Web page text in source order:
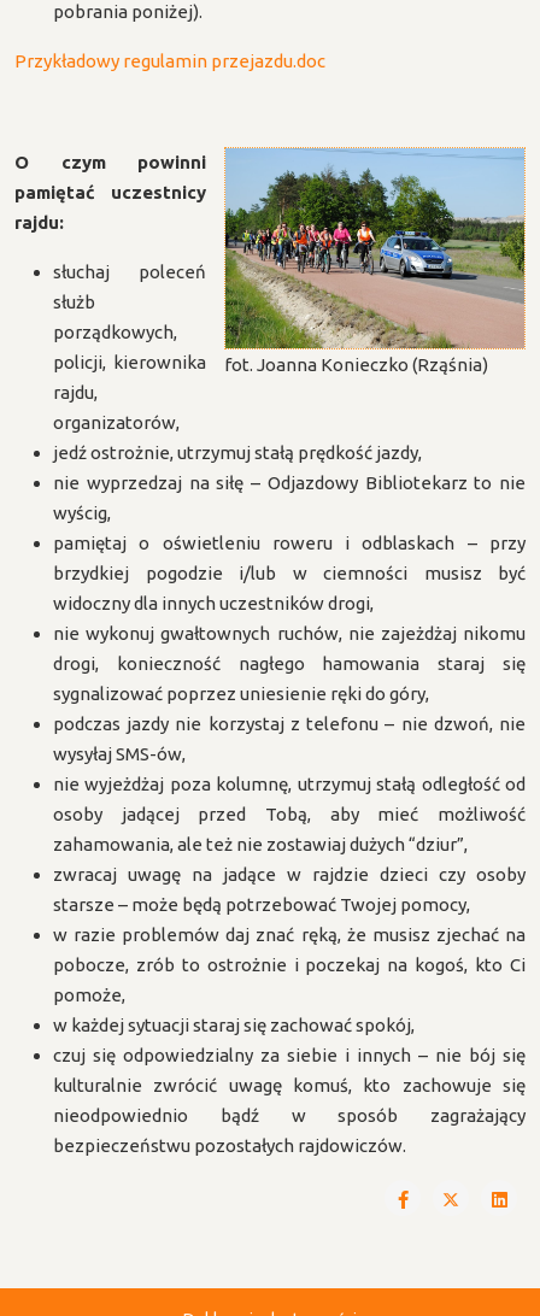
pobrania poniżej).
Przykładowy regulamin przejazdu.doc
fot. Joanna Konieczko (Rząśnia)
O czym powinni
pamiętać uczestnicy
rajdu:
słuchaj poleceń
służb
porządkowych,
policji, kierownika
rajdu,
organizatorów,
jedź ostrożnie, utrzymuj stałą prędkość jazdy,
nie wyprzedzaj na siłę – Odjazdowy Bibliotekarz to nie
wyścig,
pamiętaj o oświetleniu roweru i odblaskach – przy
brzydkiej pogodzie i/lub w ciemności musisz być
widoczny dla innych uczestników drogi,
nie wykonuj gwałtownych ruchów, nie zajeżdżaj nikomu
drogi, konieczność nagłego hamowania staraj się
sygnalizować poprzez uniesienie ręki do góry,
podczas jazdy nie korzystaj z telefonu – nie dzwoń, nie
wysyłaj SMS-ów,
nie wyjeżdżaj poza kolumnę, utrzymuj stałą odległość od
osoby jadącej przed Tobą, aby mieć możliwość
zahamowania, ale też nie zostawiaj dużych “dziur”,
zwracaj uwagę na jadące w rajdzie dzieci czy osoby
starsze – może będą potrzebować Twojej pomocy,
w razie problemów daj znać ręką, że musisz zjechać na
pobocze, zrób to ostrożnie i poczekaj na kogoś, kto Ci
pomoże,
w każdej sytuacji staraj się zachować spokój,
czuj się odpowiedzialny za siebie i innych – nie bój się
kulturalnie zwrócić uwagę komuś, kto zachowuje się
nieodpowiednio bądź w sposób zagrażający
bezpieczeństwu pozostałych rajdowiczów.